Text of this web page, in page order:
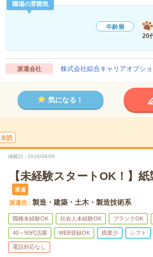
職場の雰囲気
年齢層
20
派遣会社 株式会社綜合キャリアオプシ
気になる！
未読
掲載日 2026/08/06
【未経験スタートOK！】
派遣
派遣先 製造・建築・土木・製造技術系
職種未経験OK 社会人未経験OK ブランクOK
40～50代活躍 WEB登録OK 残業少 シフト
電話対応なし